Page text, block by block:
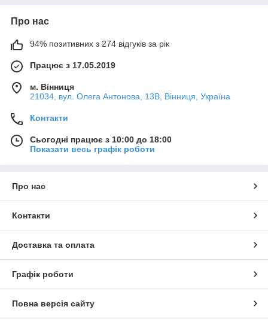
Про нас
94% позитивних з 274 відгуків за рік
Працює з 17.05.2019
м. Вінниця
21034, вул. Олега Антонова, 13В, Вінниця, Україна
Контакти
Сьогодні працює з 10:00 до 18:00
Показати весь графік роботи
Про нас
Контакти
Доставка та оплата
Графік роботи
Повна версія сайту